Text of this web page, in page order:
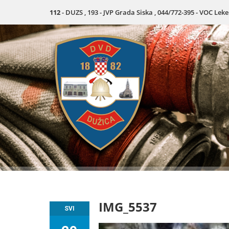
112- DUZS , 193 - JVP Grada Siska , 044/772-395 - VOC
SVI IMG_5537